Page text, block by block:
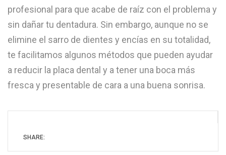
profesional para que acabe de raíz con el problema y
sin dañar tu dentadura. Sin embargo, aunque no se
elimine el sarro de dientes y encías en su totalidad,
te facilitamos algunos métodos que pueden ayudar
a reducir la placa dental y a tener una boca más
fresca y presentable de cara a una buena sonrisa.
SHARE: